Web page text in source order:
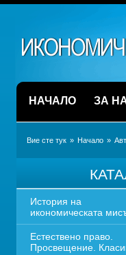
НАЧАЛО ЗА
Вие сте тук » Начало »
История на
икономическата
Естествено право.
Просвещение.